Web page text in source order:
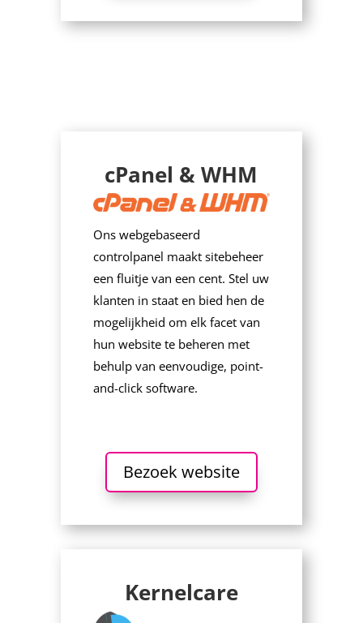
cPanel & WHM
Ons webgebaseerd
controlpanel maakt sitebeheer
een fluitje van een cent. Stel uw
klanten in staat en bied hen de
mogelijkheid om elk facet van
hun website te beheren met
behulp van eenvoudige, point-
and-click software.
Bezoek website
Kernelcare